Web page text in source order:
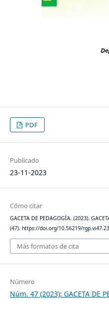
PDF
Publicado
23-11-2023
Cómo citar
GACETA DE PEDAGOGÍA. (2023).
(47). https://doi.org/10.56219/
Más formatos de cita
Número
Núm. 47 (2023): GACETA DE